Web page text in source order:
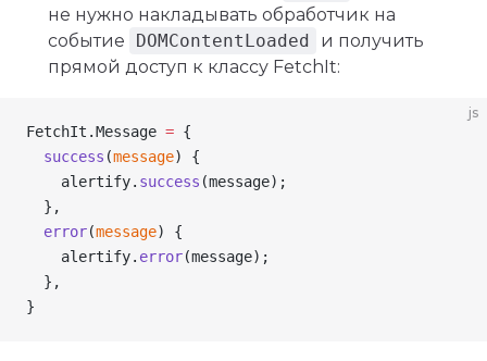
не нужно накладывать обработчик на
событие
DOMContentLoaded
и получить
прямой доступ к классу FetchIt:
js
FetchIt .Message = {
  success
(message) {
    alertify
. success (message);
  },
  error
(message) {
    alertify
. error(message);
  },
}